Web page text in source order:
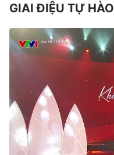
GIAI ĐIỆU TỰ HÀO